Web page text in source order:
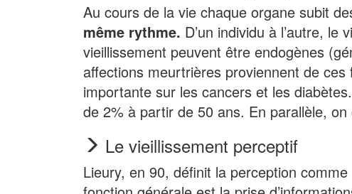
Au cours de la vie chaque organe subit
même rythme. D’un individu à l’autre,
vieillissement peuvent être endogènes
affections meurtrières proviennent de ces
importante sur les cancers et les
de 2% à partir de 50 ans. En parallèle,
Le vieillissement perceptif
Lieury, en 90, définit la perception